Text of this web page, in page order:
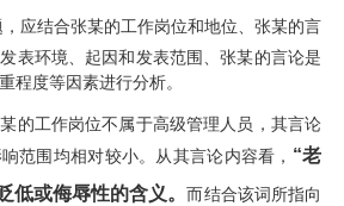
应结合张某的工作岗位和地位、张某的言
表环境、起因和发表范围、张某的言论是
程度等因素进行分析。
工作岗位不属于高级管理人员，其言论
范围均相对较小。从其言论内容看， “老
低或侮辱性的含义。而结合该词所指向